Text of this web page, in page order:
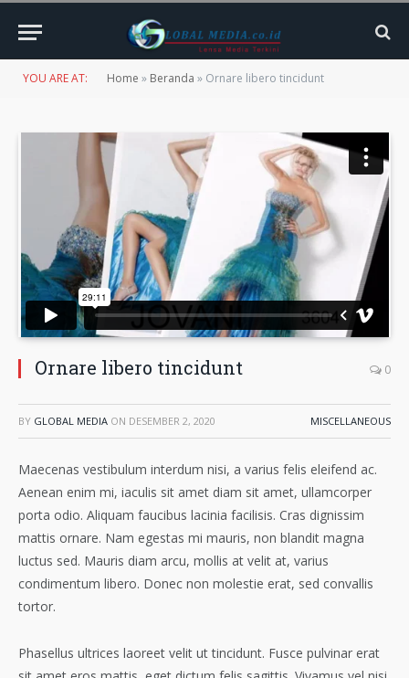
YOU ARE AT: Home » Beranda » Ornare libero tincidunt
Ornare libero tincidunt 0
BY GLOBAL MEDIA ON DESEMBER 2, 2020 MISCELLANEOUS
Maecenas vestibulum interdum nisi, a varius felis eleifend ac.
Aenean enim mi, iaculis sit amet diam sit amet, ullamcorper
porta odio. Aliquam faucibus lacinia facilisis. Cras dignissim
mattis ornare. Nam egestas mi mauris, non blandit magna
luctus sed. Mauris diam arcu, mollis at velit at, varius
condimentum libero. Donec non molestie erat, sed convallis
tortor.
Phasellus ultrices laoreet velit ut tincidunt. Fusce pulvinar erat